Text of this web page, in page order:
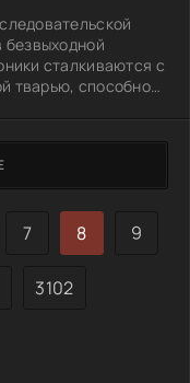
безвыходной
сталкиваются с
тварью, способной
сущность сеет
ли команда
а кто уже стал
7 8 9
3102